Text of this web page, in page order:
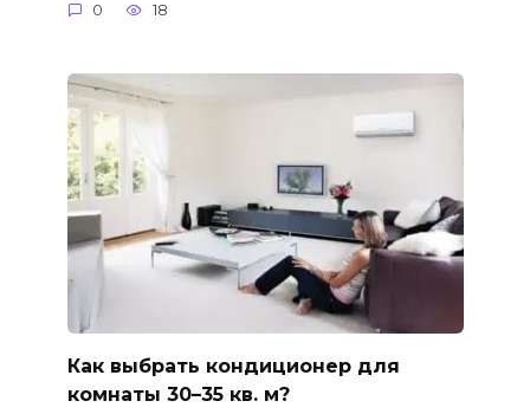
0 18
Как выбрать кондиционер для
комнаты 30–35 кв. м?